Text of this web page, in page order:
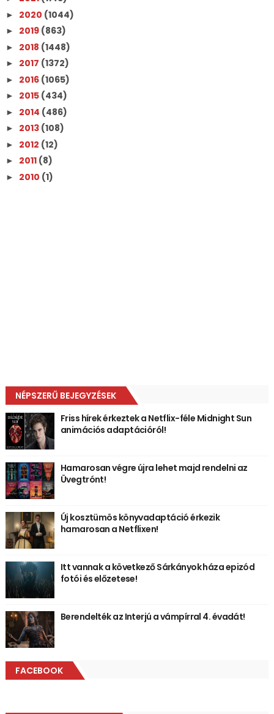
► 2020 (1044)
► 2019 (863)
► 2018 (1448)
► 2017 (1372)
► 2016 (1065)
► 2015 (434)
► 2014 (486)
► 2013 (108)
► 2012 (12)
► 2011 (8)
► 2010 (1)
NÉPSZERŰ BEJEGYZÉSEK
Friss hírek érkeztek a Netflix-féle Midnight Sun
animációs adaptációról!
Hamarosan végre újra lehet majd rendelni az
Üvegtrónt!
Új kosztümös könyvadaptáció érkezik
hamarosan a Netflixen!
Itt vannak a következő Sárkányok háza epizód
fotói és előzetese!
Berendelték az Interjú a vámpírral 4. évadát!
FACEBOOK